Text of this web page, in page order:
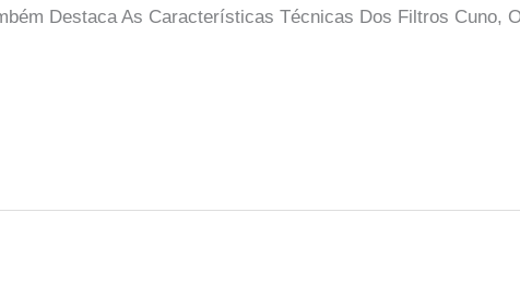
Destaca As Características Técnicas Dos Filtros Cuno,